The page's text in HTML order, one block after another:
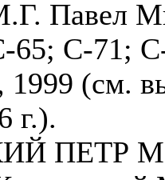
Павел
65; С-71;
1999 (см.
г.).
ПЕТР